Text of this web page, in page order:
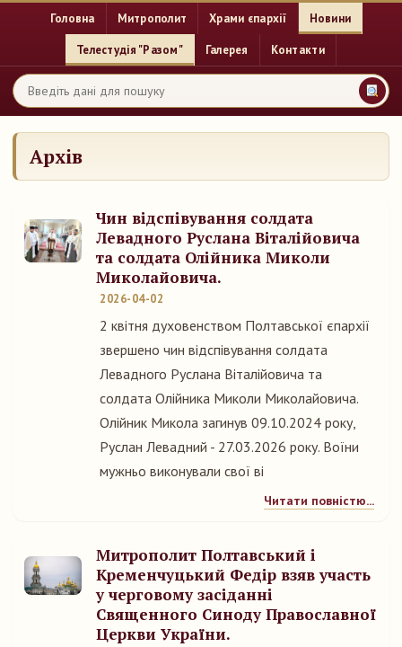
Головна Митрополит Храми єпархії Новини
Телестудія "Разом" Галерея Контакти
Архів
Чин відспівування солдата
Левадного Руслана Віталійовича
та солдата Олійника Миколи
Миколайовича.
2026-04-02
2 квітня духовенством Полтавської єпархії
звершено чин відспівування солдата
Левадного Руслана Віталійовича та
солдата Олійника Миколи Миколайовича.
Олійник Микола загинув 09.10.2024 року,
Руслан Левадний - 27.03.2026 року. Воїни
мужньо виконували свої ві
Читати повністю...
Митрополит Полтавський і
Кременчуцький Федір взяв участь
у черговому засіданні
Священного Синоду Православної
Церкви України.